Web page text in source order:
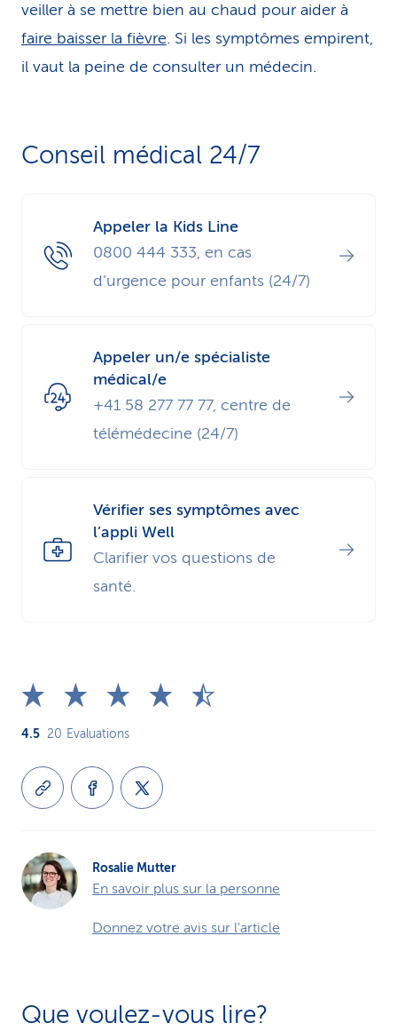
veiller à se mettre bien au chaud pour aider à
faire baisser la fièvre. Si les symptômes empirent,
il vaut la peine de consulter un médecin.
Conseil médical 24/7
Appeler la Kids Line
0800 444 333, en cas
d’urgence pour enfants (24/7)
Appeler un/e spécialiste
médical/e
+41 58 277 77 77, centre de
télémédecine (24/7)
Vérifier ses symptômes avec
l’appli Well
Clarifier vos questions de
santé.
4.5 20 Evaluations
Rosalie Mutter
En savoir plus sur la personne
Donnez votre avis sur l'article
Que voulez-vous lire?